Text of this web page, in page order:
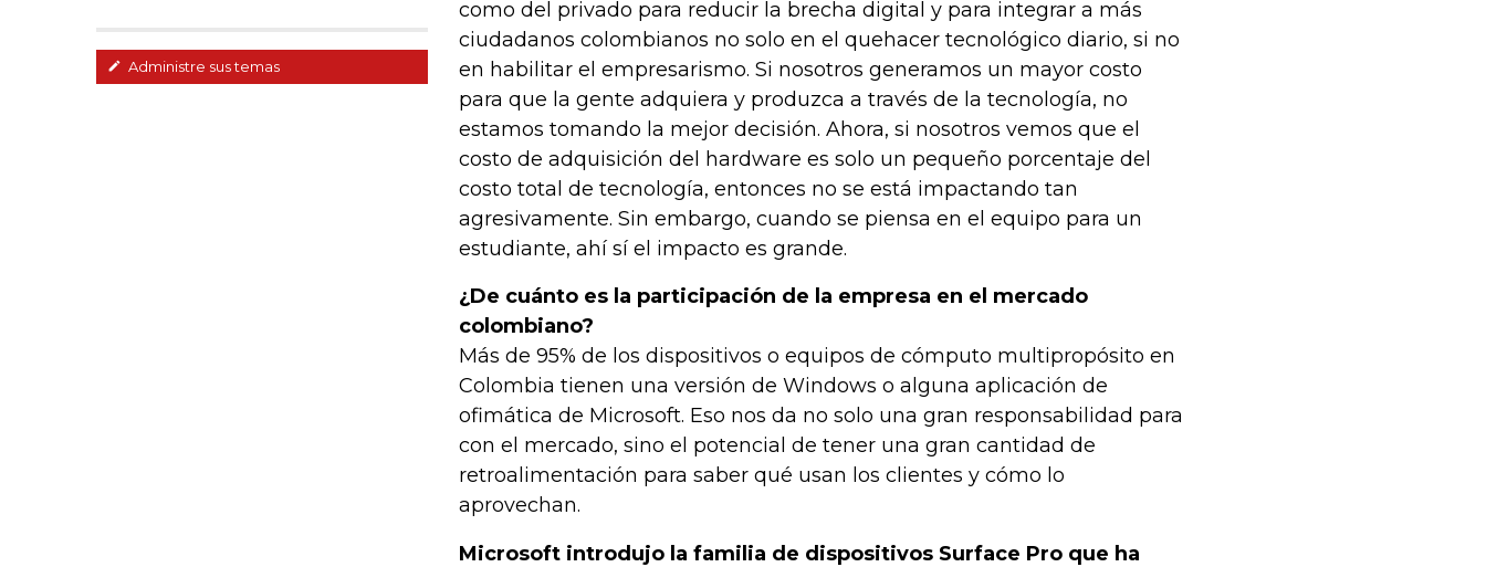
Administre sus temas
como del privado para reducir la brecha digital y para integrar a más
ciudadanos colombianos no solo en el quehacer tecnológico diario, si no
en habilitar el empresarismo. Si nosotros generamos un mayor costo
para que la gente adquiera y produzca a través de la tecnología, no
estamos tomando la mejor decisión. Ahora, si nosotros vemos que el
costo de adquisición del hardware es solo un pequeño porcentaje del
costo total de tecnología, entonces no se está impactando tan
agresivamente. Sin embargo, cuando se piensa en el equipo para un
estudiante, ahí sí el impacto es grande.
¿De cuánto es la participación de la empresa en el mercado
colombiano?
Más de 95% de los dispositivos o equipos de cómputo multipropósito en
Colombia tienen una versión de Windows o alguna aplicación de
ofimática de Microsoft. Eso nos da no solo una gran responsabilidad para
con el mercado, sino el potencial de tener una gran cantidad de
retroalimentación para saber qué usan los clientes y cómo lo
aprovechan.
Microsoft introdujo la familia de dispositivos Surface Pro que ha